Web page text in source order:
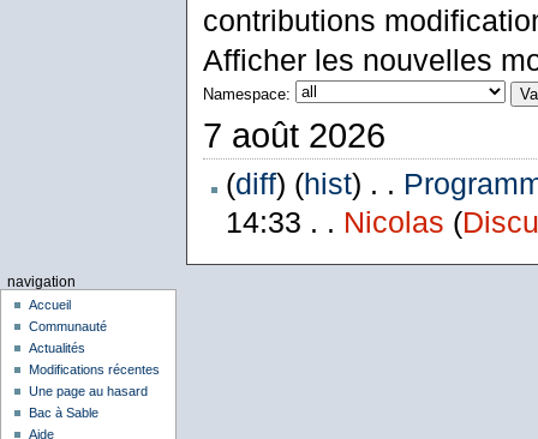
contributions
Afficher les nouvelles
Namespace:
7 août 2026
(diff) (hist) . .
14:33 . . Nicolas (
navigation
Accueil
Communauté
Actualités
Modifications récentes
Une page au hasard
Bac à Sable
Aide